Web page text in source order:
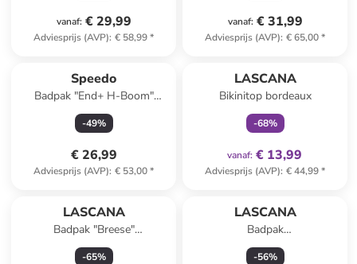
vanaf: € 29,99
Adviesprijs (AVP): € 58,99*
vanaf: € 31,99
Adviesprijs (AVP): € 65,00*
Speedo
Badpak "End+ H-Boom"
zwart/groen
-49%
€ 26,99
Adviesprijs (AVP): € 53,00*
LASCANA
Bikinitop bordeaux
-68%
vanaf: € 13,99
Adviesprijs (AVP): € 44,99*
LASCANA
Badpak "Breese"
lichtblauw/roze
-65%
LASCANA
Badpak
donkerblauw/lichtblauw/
-56%